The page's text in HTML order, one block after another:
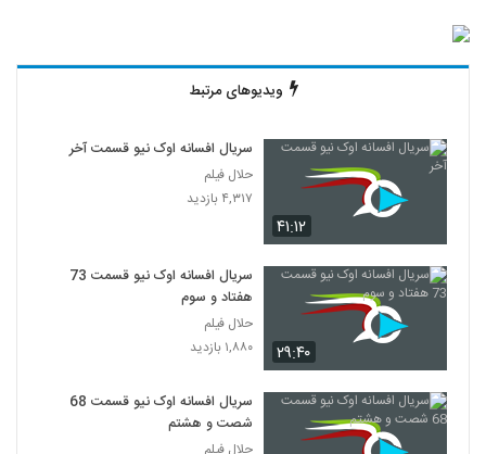
ویدیوهای مرتبط
۴۱:۱۲
سریال افسانه اوک نیو قسمت آخر
حلال فیلم
۴,۳۱۷ بازدید
۲۹:۴۰
سریال افسانه اوک نیو قسمت 73
هفتاد و سوم
حلال فیلم
۱,۸۸۰ بازدید
سریال افسانه اوک نیو قسمت 68
شصت و هشتم
حلال فیلم